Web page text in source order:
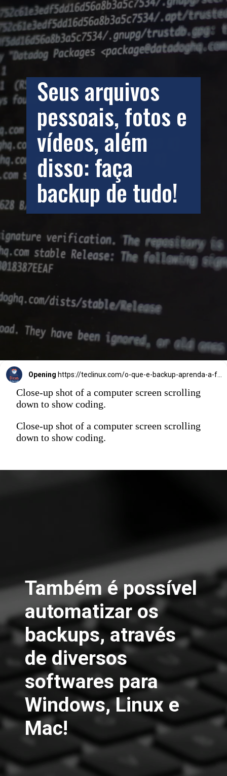
Seus arquivos
pessoais, fotos e
vídeos, além
disso: faça
backup de tudo!
Opening
Close-up shot of a computer screen scrolling
down to show coding.
Close-up shot of a computer screen scrolling
down to show coding.
Também é possível
automatizar os
backups, através
de diversos
softwares para
Windows, Linux e
Mac!